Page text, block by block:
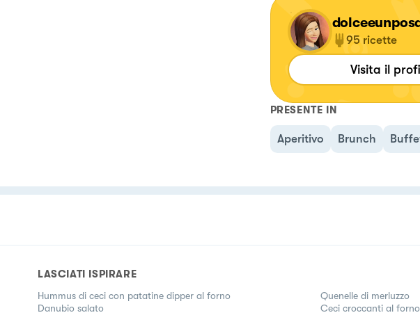
95 ricette
Visita il
PRESENTE IN
Aperitivo Brunch
LASCIATI ISPIRARE
Hummus di ceci con patatine dipper al forno
Danubio salato
Quenelle di merluzzo
Ceci croccanti al forno